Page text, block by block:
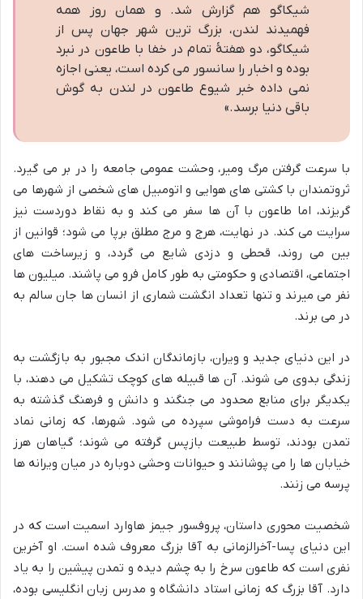
شیکاگو هم گزارش شد. و همان روز همه
فهمیدند لندن، بزرگ ترین شهر جهان پس از
شیکاگو، دو هفتهٔ تمام در خفا با طاعون در نبرد
بوده و اخبار را سانسور می کرده است، یعنی اجازه
نمی داده خبر شیوع طاعون در لندن به گوش
باقی دنیا برسد.»
با سرعت گرفتن مرگ ومیر، وحشت عمومی جامعه را در بر می گیرد.
ثروتمندان با کشتی های هوایی و اتومبیل های شخصی از شهرها می
گریزند، اما طاعون با آن ها سفر می کند و به نقاط دوردست نیز
سرایت می کند. در نهایت، هرج و مرج مطلق برپا می شود؛ قوانین از
بین می روند، قحطی و دزدی شایع می گردد، و زیرساخت های
اجتماعی، اقتصادی و حکومتی به طور کامل فرو می پاشند. میلیون ها
نفر می میرند و تنها تعداد انگشت شماری از انسان ها جان سالم به
در می برند.
در این دنیای جدید و ویران، بازماندگان اندک مجبور به بازگشت به
زندگی بدوی می شوند. آن ها قبیله های کوچک تشکیل می دهند، با
یکدیگر برای منابع محدود می جنگند و دانش و فرهنگ گذشته به
سرعت به دست فراموشی سپرده می شود. شهرها، که زمانی نماد
تمدن بودند، توسط طبیعت بازپس گرفته می شوند؛ گیاهان هرز
خیابان ها را می پوشانند و حیوانات وحشی دوباره در میان ویرانه ها
پرسه می زنند.
شخصیت محوری داستان، پروفسور جیمز هاوارد اسمیت است که در
این دنیای پسا-آخرالزمانی به آقا بزرگ معروف شده است. او آخرین
نفری است که طاعون سرخ را به چشم دیده و تمدن پیشین را به یاد
دارد. آقا بزرگ که زمانی استاد دانشگاه و مدرس زبان انگلیسی بوده،